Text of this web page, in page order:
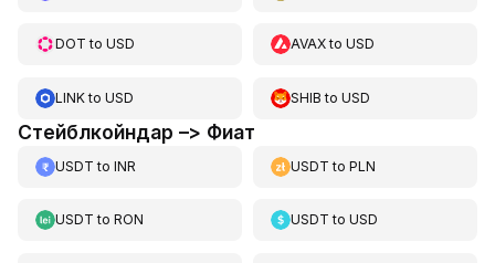
DOT to USD AVAXtoUSD
LINKto USD SHIB toUSD
Стейблкойндар –> Фиат
USDT to INR USDT toPLN
USDT to RON USDT toUSD